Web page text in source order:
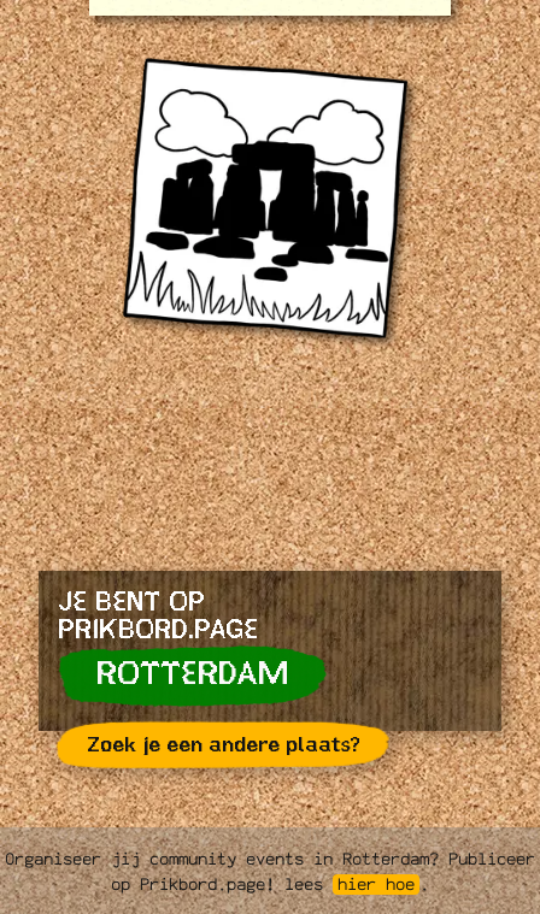
JE BENT OP
PRIKBORD.PAGE
ROTTERDAM
Zoek je een andere plaats?
Organiseer jij community events in Rotterdam? Publiceer
op Prikbord.page! lees hier hoe .